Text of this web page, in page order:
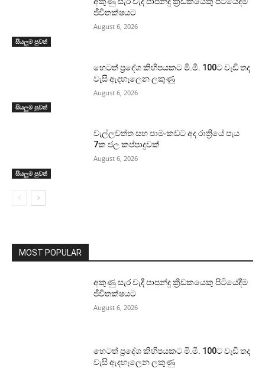
සියලුම පුවත්
ජීවිතක්ෂයට
August 6, 2026
සියලුම පුවත්
හෙටත් ප්‍රදේශ කිහිපයකට මි.මී. 100ට වැඩි තද
වැසි ඇදහැලෙන ලකුණු
August 6, 2026
සියලුම පුවත්
වැල්ලවත්ත සහ පාමංකඩට අද රාත්‍රියේ පැය
7ක ජල කප්පාදුවක්
August 6, 2026
MOST POPULAR
අකුණු සැර වැදී පාපන්දු ක්‍රීඩකයෙකු පිටියේදීම
ජීවිතක්ෂයට
August 6, 2026
හෙටත් ප්‍රදේශ කිහිපයකට මි.මී. 100ට වැඩි තද
වැසි ඇදහැලෙන ලකුණු